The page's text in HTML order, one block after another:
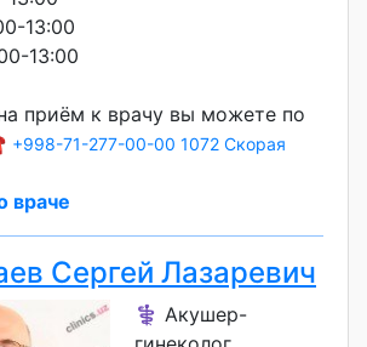
13:00
13:00
приём к врачу вы можете по
+998-71-277-00-00 1072 Скорая
враче
Сергей Лазаревич
⚕️ Акушер-